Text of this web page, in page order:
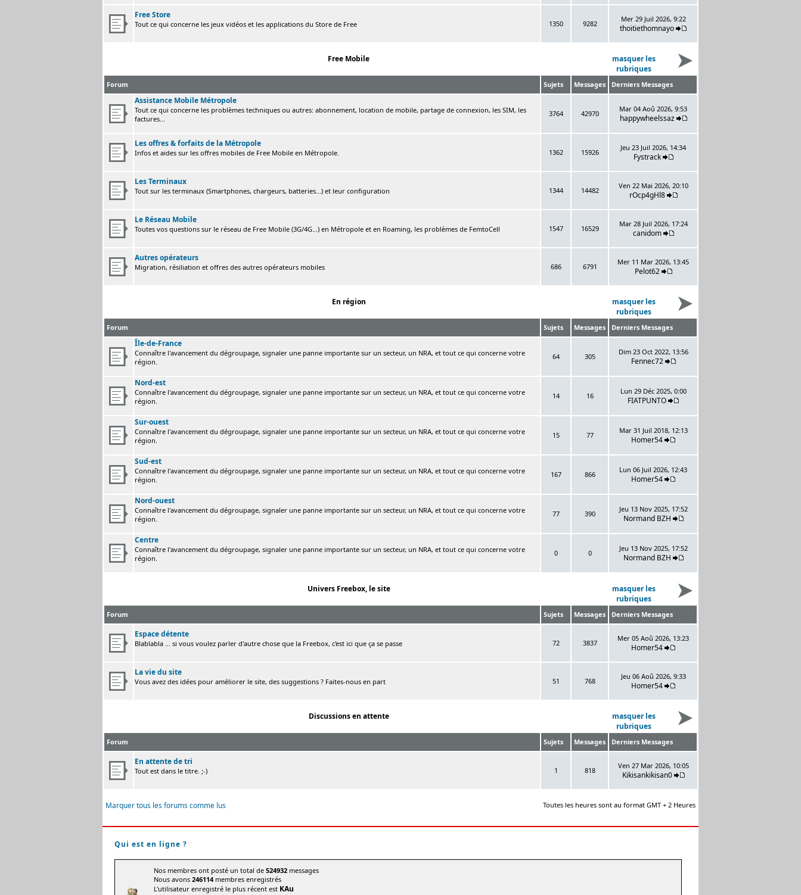
Free Store
Tout ce qui concerne les jeux vidéos et les applications du Store de Free 1350 9282
Mer 29 Juil 2026, 9:22
thoitiethomnayo
Free Mobile
masquer les
rubriques
Forum Sujets Messages Derniers Messages
Assistance Mobile Métropole
Tout ce qui concerne les problèmes techniques ou autres: abonnement, location de mobile, partage de connexion, les SIM, les
factures...
3764 42970
Mar 04 Aoû 2026, 9:53
happywheelssaz
Les offres & forfaits de la Métropole
Infos et aides sur les offres mobiles de Free Mobile en Métropole. 1362 15926
Jeu 23 Juil 2026, 14:34
Fystrack
Les Terminaux
Tout sur les terminaux (Smartphones, chargeurs, batteries...) et leur configuration 1344 14482
Ven 22 Mai 2026, 20:10
rOcp4gHl8
Le Réseau Mobile
Toutes vos questions sur le réseau de Free Mobile (3G/4G...) en Métropole et en Roaming, les problèmes de FemtoCell 1547 16529
Mar 28 Juil 2026, 17:24
canidom
Autres opérateurs
Migration, résiliation et offres des autres opérateurs mobiles 686 6791
Mer 11 Mar 2026, 13:45
Pelot62
En région
masquer les
rubriques
Forum Sujets Messages Derniers Messages
Île-de-France
Connaître l'avancement du dégroupage, signaler une panne importante sur un secteur, un NRA, et tout ce qui concerne votre
région.
64 305
Dim 23 Oct 2022, 13:56
Fennec72
Nord-est
Connaître l'avancement du dégroupage, signaler une panne importante sur un secteur, un NRA, et tout ce qui concerne votre
région.
14 16
Lun 29 Déc 2025, 0:00
FIATPUNTO
Sur-ouest
Connaître l'avancement du dégroupage, signaler une panne importante sur un secteur, un NRA, et tout ce qui concerne votre
région.
15 77
Mar 31 Juil 2018, 12:13
Homer54
Sud-est
Connaître l'avancement du dégroupage, signaler une panne importante sur un secteur, un NRA, et tout ce qui concerne votre
région.
167 866
Lun 06 Juil 2026, 12:43
Homer54
Nord-ouest
Connaître l'avancement du dégroupage, signaler une panne importante sur un secteur, un NRA, et tout ce qui concerne votre
région.
77 390
Jeu 13 Nov 2025, 17:52
Normand BZH
Centre
Connaître l'avancement du dégroupage, signaler une panne importante sur un secteur, un NRA, et tout ce qui concerne votre
région.
0 0
Jeu 13 Nov 2025, 17:52
Normand BZH
Univers Freebox, le site
masquer les
rubriques
Forum Sujets Messages Derniers Messages
Espace détente
Blablabla ... si vous voulez parler d'autre chose que la Freebox, c'est ici que ça se passe 72 3837
Mer 05 Aoû 2026, 13:23
Homer54
La vie du site
Vous avez des idées pour améliorer le site, des suggestions ? Faites-nous en part 51 768
Jeu 06 Aoû 2026, 9:33
Homer54
Discussions en attente
masquer les
rubriques
Forum Sujets Messages Derniers Messages
En attente de tri
Tout est dans le titre. ;-) 1 818
Ven 27 Mar 2026, 10:05
Kikisankikisan0
Marquer tous les forums comme lus Toutes les heures sont au format GMT + 2 Heures
Qui est en ligne ?
Nos membres ont posté un total de 524932 messages
Nous avons 246114membres enregistrés
L'utilisateur enregistré le plus récent est KAu